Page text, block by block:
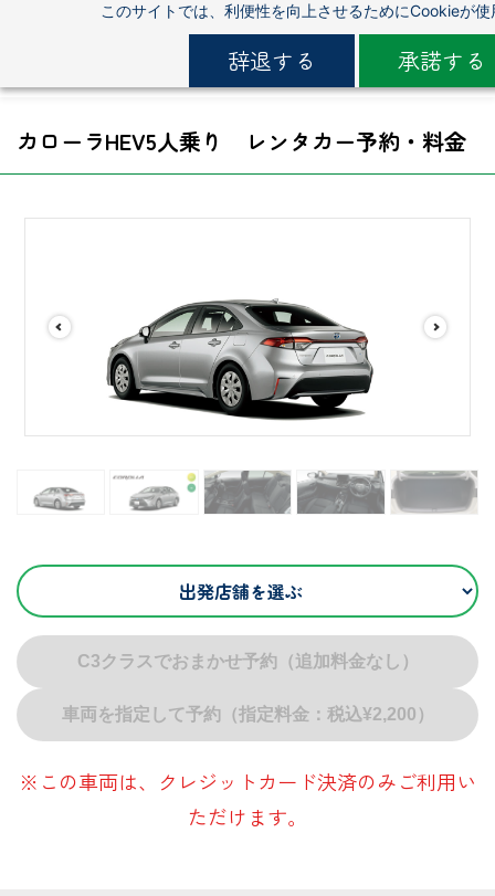
このサイトでは、利便性を向上させるためにCookieが
辞退する 承諾する
main
カローラHEV5人乗り レンタカー予約・料金
C3クラスでおまかせ予約（追加料金なし）
車両を指定して予約（指定料金：税込¥2,200）
※この車両は、クレジットカード決済のみご利用い
ただけます。